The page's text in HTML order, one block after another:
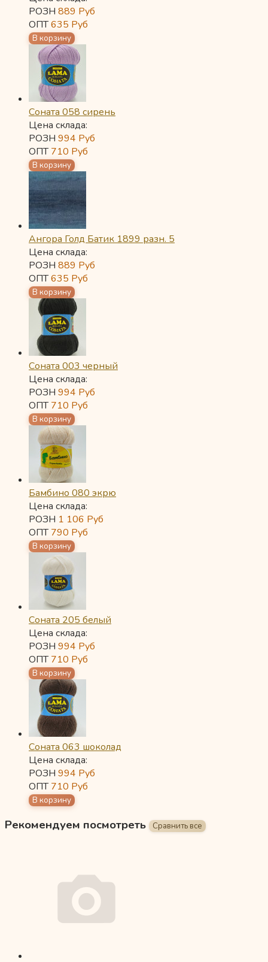
РОЗН 889 Руб
ОПТ635 Руб
Соната 058 сирень
Цена склада:
РОЗН 994 Руб
ОПТ710 Руб
Ангора Голд Батик 1899 разн. 5
Цена склада:
РОЗН 889 Руб
ОПТ635 Руб
Соната 003 черный
Цена склада:
РОЗН 994 Руб
ОПТ710 Руб
Бамбино 080 экрю
Цена склада:
РОЗН 1 106 Руб
ОПТ790 Руб
Соната 205 белый
Цена склада:
РОЗН 994 Руб
ОПТ710 Руб
Соната 063 шоколад
Цена склада:
РОЗН 994 Руб
ОПТ710 Руб
Рекомендуем посмотреть